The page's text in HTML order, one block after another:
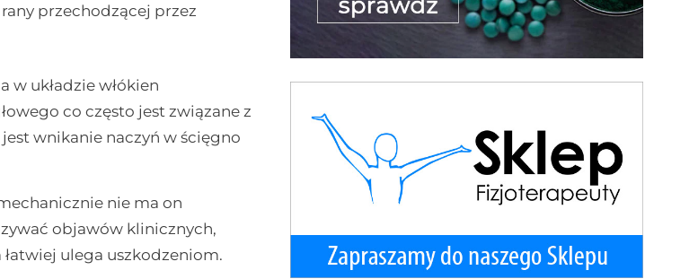
przechodzącej przez
w układzie włókien
co często jest związane z
wnikanie naczyń w ścięgno
nie ma on
objawów klinicznych,
ulega uszkodzeniom.